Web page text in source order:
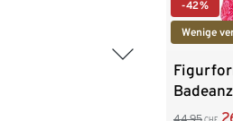
-42%
Wenige